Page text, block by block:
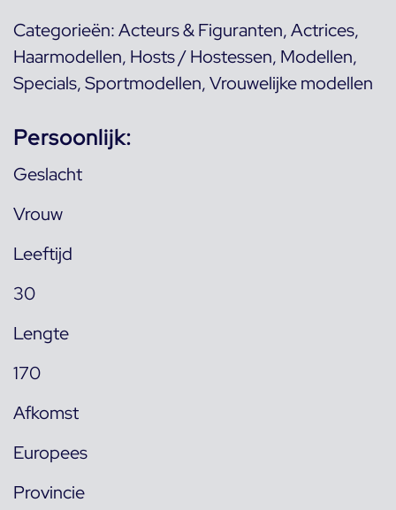
Categorieën:Acteurs & Figuranten,Actrices,
Haarmodellen, Hosts / Hostessen, Modellen,
Specials,Sportmodellen,Vrouwelijke modellen
Persoonlijk:
Geslacht
Vrouw
Leeftijd
30
Lengte
170
Afkomst
Europees
Provincie